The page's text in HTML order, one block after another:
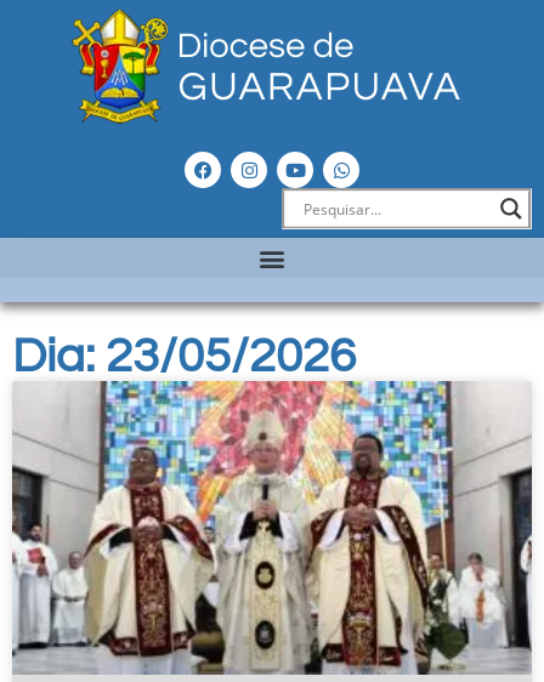
Dia: 23/05/2026